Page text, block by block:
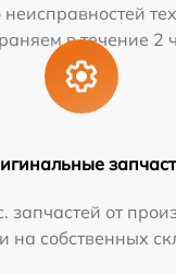
в течение 2
запчастей от
на собственных